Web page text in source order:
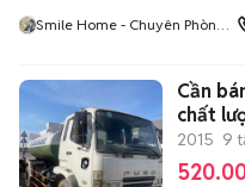
Smile Home - Chuyên Phòng
Cần
chất
2015 9